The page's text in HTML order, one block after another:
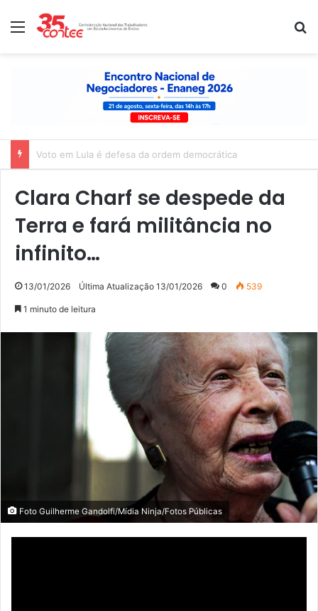
Menu
Nota de solidariedade ao povo venezuelano
Clara Charf se despede da
Terra e fará militância no
infinito…
13/01/2026 Última Atualização 13/01/2026 0 539
1 minuto de leitura
Foto Guilherme Gandolfi/Mídia Ninja/Fotos Públicas